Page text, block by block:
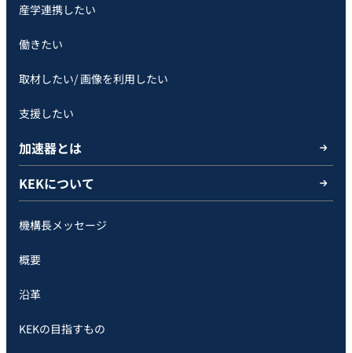
産学連携したい
働きたい
取材したい/ 画像を利用したい
支援したい
加速器とは
KEKについて
機構長メッセージ
概要
沿革
KEKの目指すもの